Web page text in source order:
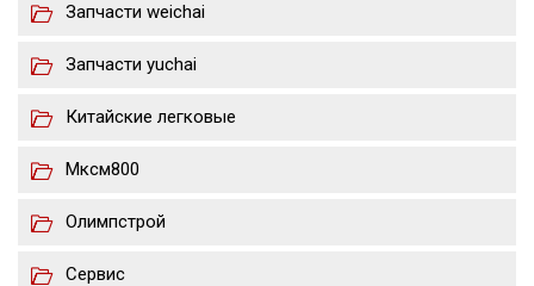
Запчасти weichai
Запчасти yuchai
Китайские легковые
Мксм800
Олимпстрой
Сервис